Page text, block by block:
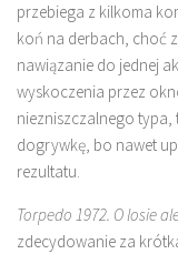
przebiega z kilkoma
koń na derbach, choć
nawiązanie do jednej
wyskoczenia przez
niezniszczalnego typa,
dogrywkę, bo nawet
rezultatu.
Torpedo 1972. O losie
zdecydowanie za